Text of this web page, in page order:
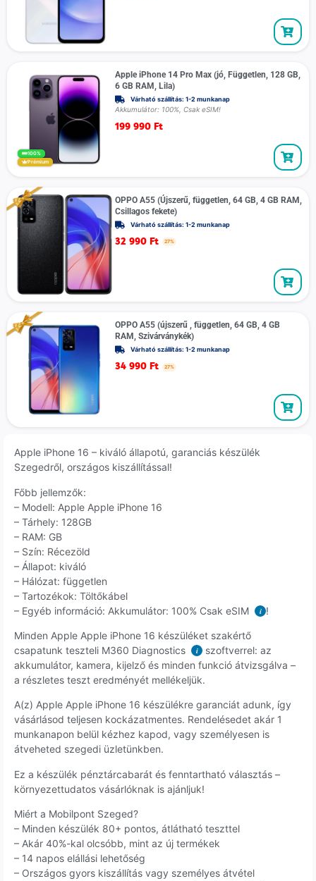
100%
Prémium
Apple iPhone 14 Pro Max (jó, Független, 128 GB,
6 GB RAM, Lila)
Várható szállítás: 1-2 munkanap
Akkumulátor: 100%, Csak eSIM!
199 990 Ft
OPPO A55 (Újszerű, független, 64 GB, 4 GB RAM,
Csillagos fekete)
Várható szállítás: 1-2 munkanap
32 990 Ft 27%
OPPO A55 (újszerű , független, 64 GB, 4 GB
RAM, Szivárványkék)
Várható szállítás: 1-2 munkanap
34 990 Ft 27%
Apple iPhone 16 – kiváló állapotú, garanciás készülék
Szegedről, országos kiszállítással!
Főbb jellemzők:
– Modell: Apple Apple iPhone 16
– Tárhely: 128GB
– RAM: GB
– Szín: Récezöld
– Állapot: kiváló
– Hálózat: független
– Tartozékok: Töltőkábel
– Egyéb információ: Akkumulátor: 100% Csak eSIM
i !
Minden Apple Apple iPhone 16 készüléket szakértő
csapatunk teszteli M360 Diagnostics
i
szoftverrel: az
akkumulátor, kamera, kijelző és minden funkció átvizsgálva –
a részletes teszt eredményét mellékeljük.
A(z) Apple Apple iPhone 16 készülékre garanciát adunk, így
vásárlásod teljesen kockázatmentes. Rendelésedet akár 1
munkanapon belül kézhez kapod, vagy személyesen is
átveheted szegedi üzletünkben.
Ez a készülék pénztárcabarát és fenntartható választás –
környezettudatos vásárlóknak is ajánljuk!
Miért a Mobilpont Szeged?
– Minden készülék 80+ pontos, átlátható teszttel
– Akár 40%-kal olcsóbb, mint az új termékek
– 14 napos elállási lehetőség
– Országos gyors kiszállítás vagy személyes átvétel